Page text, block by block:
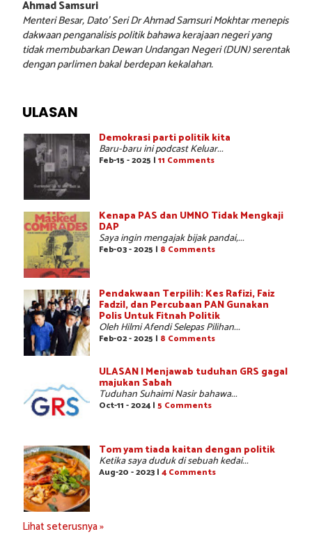
Ahmad Samsuri
Menteri Besar, Dato’ Seri Dr Ahmad Samsuri Mokhtar menepis
dakwaan penganalisis politik bahawa kerajaan negeri yang
tidak membubarkan Dewan Undangan Negeri (DUN) serentak
dengan parlimen bakal berdepan kekalahan.
ULASAN
Demokrasi parti politik kita
Baru-baru ini podcast Keluar...
Feb-15 - 2025 | 11 Comments
Kenapa PAS dan UMNO Tidak Mengkaji
DAP
Saya ingin mengajak bijak pandai,...
Feb-03 - 2025 | 8 Comments
Pendakwaan Terpilih: Kes Rafizi, Faiz
Fadzil, dan Percubaan PAN Gunakan
Polis Untuk Fitnah Politik
Oleh Hilmi Afendi Selepas Pilihan...
Feb-02 - 2025 | 8 Comments
ULASAN | Menjawab tuduhan GRS gagal
majukan Sabah
Tuduhan Suhaimi Nasir bahawa...
Oct-11 - 2024 | 5 Comments
Tom yam tiada kaitan dengan politik
Ketika saya duduk di sebuah kedai...
Aug-20 - 2023 | 4 Comments
Lihat seterusnya »